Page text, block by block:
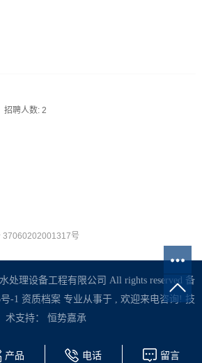
聘人数: 2
37060202001317号
处理设备工程有限公司 All rights reserved 备
-1 资质档案专业从事于 , 欢迎来电咨询! 技
术支持： 恒势嘉承
产品 电话 留言